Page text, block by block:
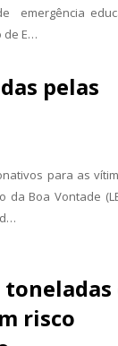
emergência
de E…
pelas
para as
Boa Vontade
risco